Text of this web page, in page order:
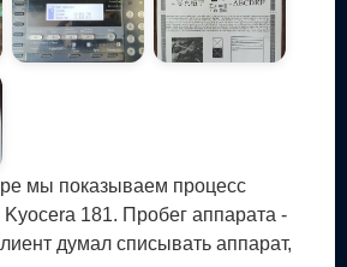
мы показываем процесс
181. Пробег аппарата -
думал списывать аппарат,